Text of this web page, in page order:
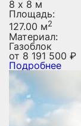
8 х 8 м
Площадь:
127.00 м2
Материал:
Газоблок
от 8 191 500 ₽
Подробнее